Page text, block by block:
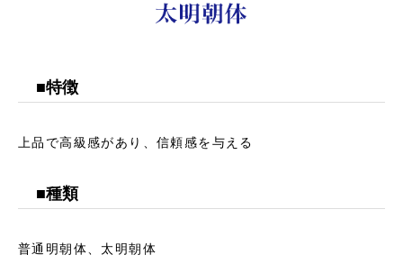
■特徴
上品で高級感があり、信頼感を与える
■種類
普通明朝体、太明朝体